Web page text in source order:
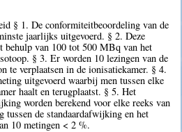
§ 1. De conformiteitbeoordeling van de
jaarlijks uitgevoerd. § 2. Deze
behulp van 100 tot 500 MBq van het
§ 3. Er worden 10 lezingen van de
te verplaatsen in de ionisatiekamer. § 4.
uitgevoerd waarbij men tussen elke
haalt en terugplaatst. § 5. Het
worden berekend voor elke reeks van
tussen de standaardafwijking en het
10 metingen < 2 %.